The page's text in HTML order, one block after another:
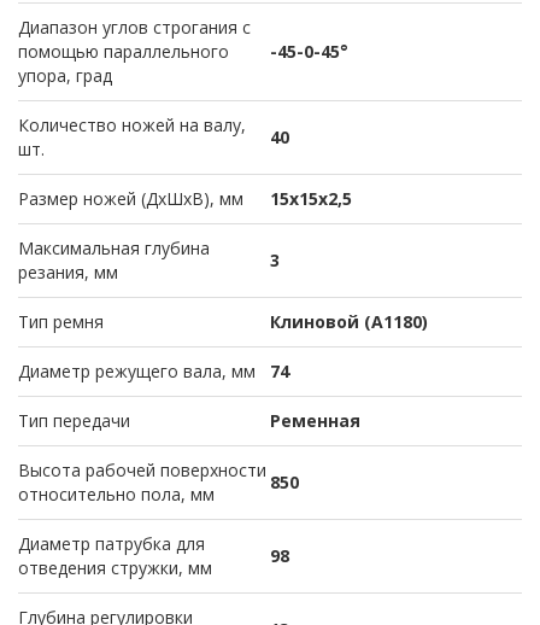
Диапазон углов строгания с
помощью параллельного
упора, град
-45-0-45°
Количество ножей на валу,
шт.
40
Размер ножей (ДхШхВ), мм 15х15х2,5
Максимальная глубина
резания, мм
3
Тип ремня Клиновой (А1180)
Диаметр режущего вала, мм 74
Тип передачи Ременная
Высота рабочей поверхности
относительно пола, мм
850
Диаметр патрубка для
отведения стружки, мм
98
Глубина регулировки